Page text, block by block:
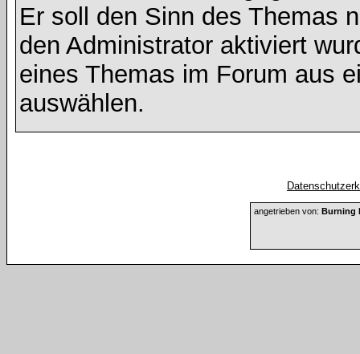
Er soll den Sinn des Themas
den Administrator aktiviert
eines Themas im Forum aus
auswählen.
angetrieben von: Burning